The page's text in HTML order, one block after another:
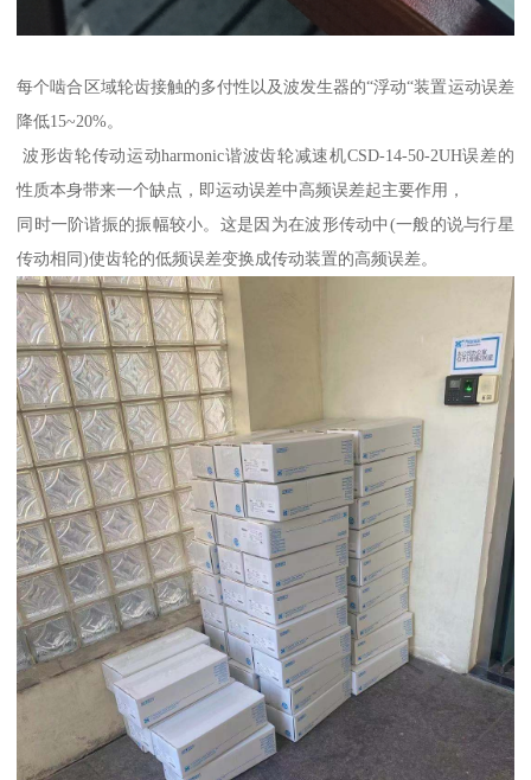
每个啮合区域轮齿接触的多付性以及波发生器的“浮动“装置运动误差
降低15~20%。
波形齿轮传动运动harmonic谐波齿轮减速机CSD-14-50-2UH误差的
性质本身带来一个缺点，即运动误差中高频误差起主要作用，
同时一阶谐振的振幅较小。这是因为在波形传动中(一般的说与行星
传动相同)使齿轮的低频误差变换成传动装置的高频误差。